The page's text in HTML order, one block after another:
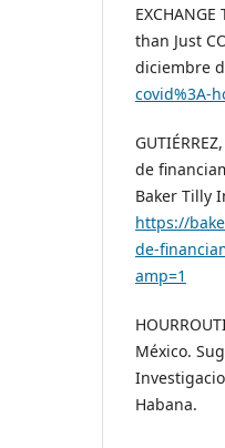
than Just
diciembre
covid%3A-
de
Baker Tilly
https://
de-
amp=1
México.
Habana.